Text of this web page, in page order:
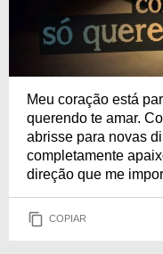
Meu coração está
querendo te amar.
abrisse para novas
completamente
direção que me
COPIAR